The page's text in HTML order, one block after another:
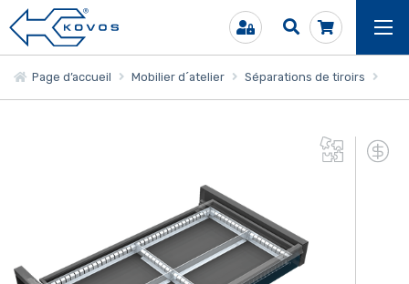
Page d’accueil Mobilier d´atelier Séparations de tiroirs